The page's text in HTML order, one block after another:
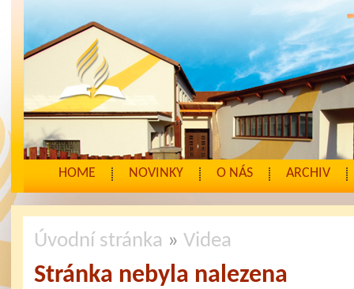
HOME NOVINKY O NÁS ARCHIV
Úvodní stránka » Videa
Stránka nebyla nalezena